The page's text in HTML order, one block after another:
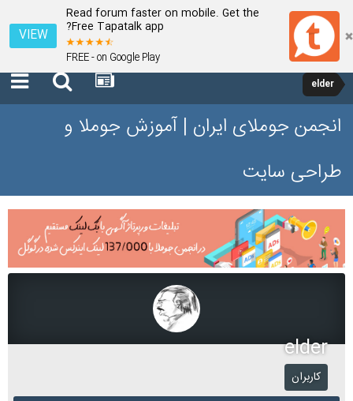
Read forum faster on mobile. Get the
Free Tapatalk app?
FREE - on Google Play
VIEW
elder
انجمن جوملای ایران | آموزش جوملا و
طراحی سایت
elder
کاربران